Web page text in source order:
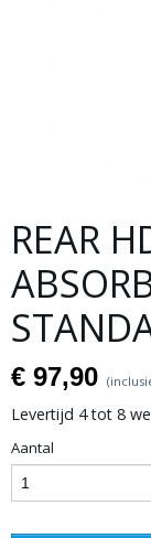
REAR
€ 97,90
Levertijd 4 tot 8
Aantal